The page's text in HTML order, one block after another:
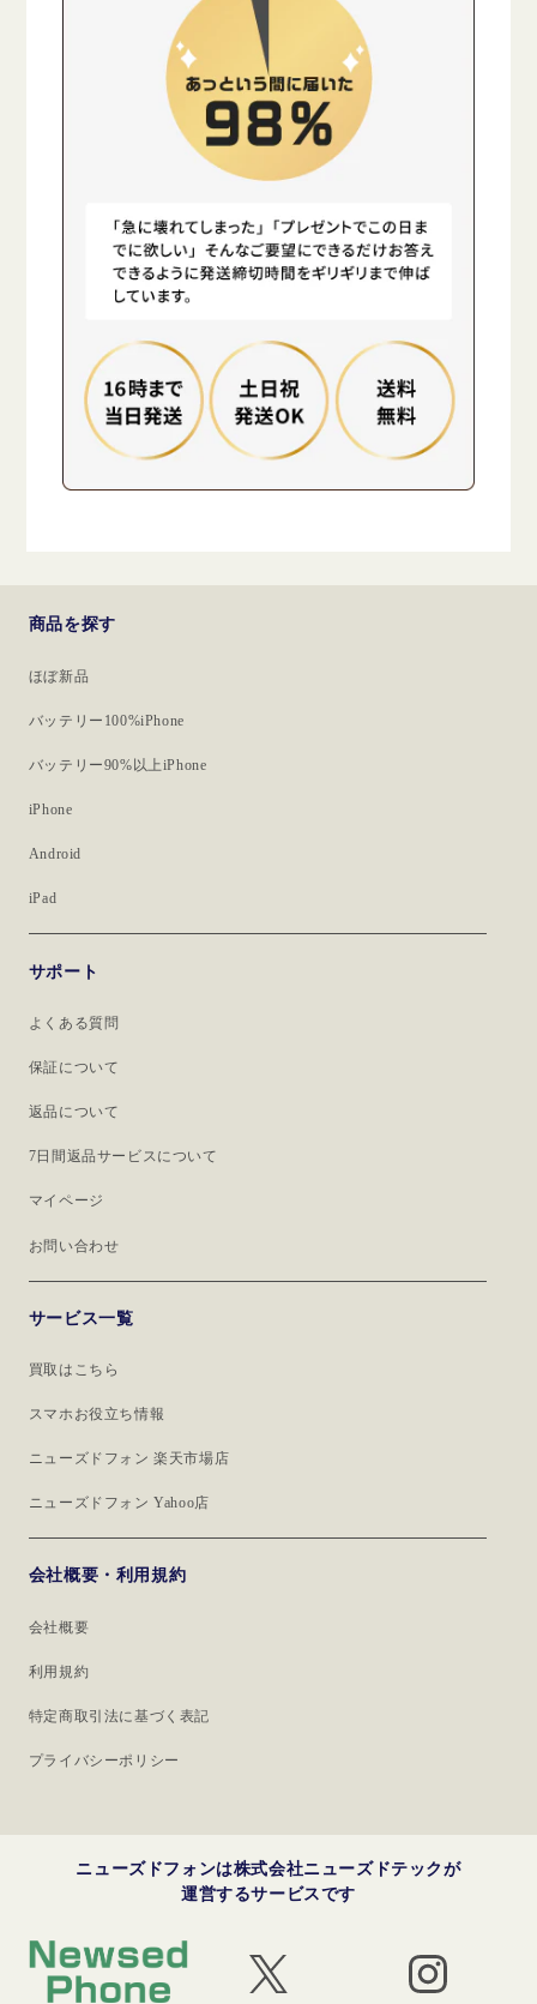
商品を探す
ほぼ新品
バッテリー100%iPhone
バッテリー90%以上iPhone
iPhone
Android
iPad
サポート
よくある質問
保証について
返品について
7日間返品サービスについて
マイページ
お問い合わせ
サービス一覧
買取はこちら
スマホお役立ち情報
ニューズドフォン 楽天市場店
ニューズドフォン Yahoo店
会社概要・利用規約
会社概要
利用規約
特定商取引法に基づく表記
プライバシーポリシー
ニューズドフォンは株式会社ニューズドテックが
運営するサービスです